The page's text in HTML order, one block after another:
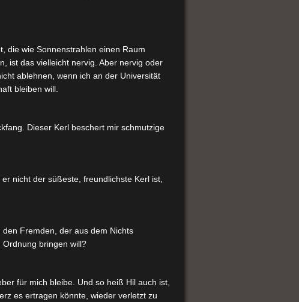
die wie Sonnenstrahlen einen Raum
ist das vielleicht nervig. Aber nervig oder
ablehnen, wenn ich an der Universität
bleiben will.
Dieser Kerl beschert mir schmutzige
nicht der süßeste, freundlichste Kerl ist,
Fremden, der aus dem Nichts
bringen will?
für mich bleibe. Und so heiß Hil auch ist,
es ertragen könnte, wieder verletzt zu